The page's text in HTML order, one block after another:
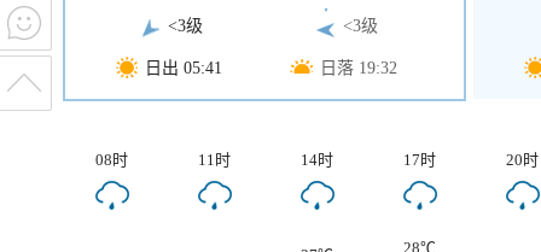
<3级
日出 05:41
<3级
日落 19:32
08时 11时 14时 17时 20时
28℃